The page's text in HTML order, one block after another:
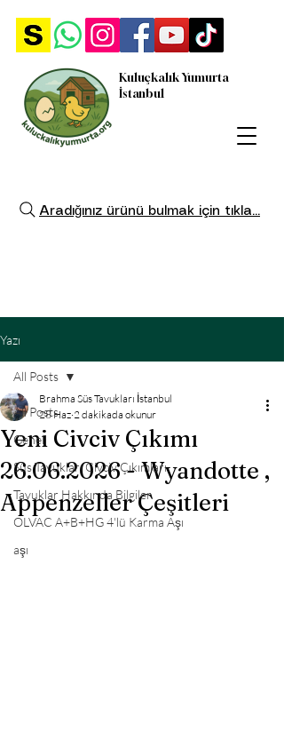
Kuluçkalık Yumurta
İstanbul
Aradığınız ürünü bulmak için tıkla...
Yazı
All Posts
Genel
Süs Tavukları Civciv Çıkımları
Tavuklar Hakkında Bilgiler
OLVAC A+B+HG 4'lü Karma Aşı
aşı
All Posts
Yeni Civciv Çıkımı
26.06.2026 - Wyandotte ,
Appenzeller Çeşitleri
Brahma Süs Tavukları İstanbul
28 Haz 2 dakikada okunur